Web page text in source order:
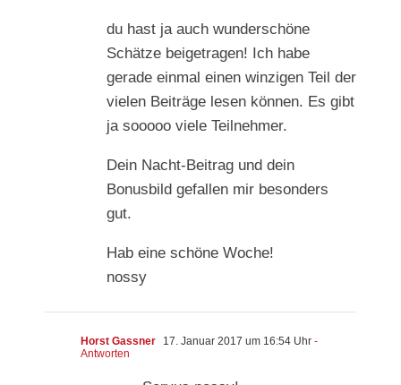
du hast ja auch wunderschöne
Schätze beigetragen! Ich habe
gerade einmal einen winzigen Teil der
vielen Beiträge lesen können. Es gibt
ja sooooo viele Teilnehmer.
Dein Nacht-Beitrag und dein
Bonusbild gefallen mir besonders
gut.
Hab eine schöne Woche!
nossy
Horst Gassner 17. Januar 2017 um 16:54 Uhr -
Antworten